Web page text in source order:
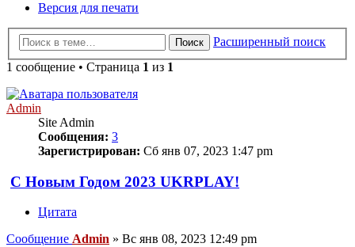
Версия для печати
Поиск
Расширенный поиск
1 сообщение • Страница 1 из 1
Admin
Site Admin
Сообщения: 3
Зарегистрирован: Сб янв 07, 2023 1:47 pm
С Новым Годом 2023 UKRPLAY!
Цитата
Сообщение Admin » Вс янв 08, 2023 12:49 pm